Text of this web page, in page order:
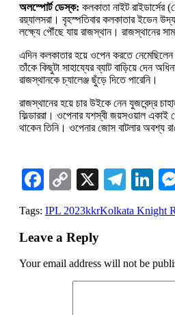
অলস্পোর্ট ডেস্ক: কলকাতা নাইট
রয়্যালসরা। বৃহস্পতিবার কলকাতার ইডেন
লক্ষ্যে পৌঁছে যায় রাজস্থান। রাজস্থানের
এদিন কলকাতার হয়ে ওপেন করতে
তাঁকে কিছুটা সাহায্যের ব্যাট বাড়িয়ে দেন
রাজস্থানকে চ্যালেঞ্জ ছুঁড়ে দিতে পারেনি।
রাজস্থানের হয়ে চার উইকে নেন যুজবেন্দ্র
ফিল্ডাররা। ওপে‌নার যশস্বী জয়সওয়াল একাই
থাকেন তিনি। ওপেনার জোস বাটলার অবশ্য
Facebook
Copy
Link
X
Tags: IPL 2023kkrKolkata Knight
Leave a Reply
Your email address will not be